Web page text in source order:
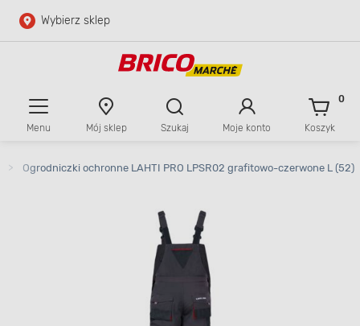
Przejdź do głównej zawartości
Wybierz sklep
Menu Mój sklep Szukaj Moje konto Koszyk
0
> Ogrodniczki ochronne LAHTI PRO LPSR02 grafitowo-czerwone L (52)